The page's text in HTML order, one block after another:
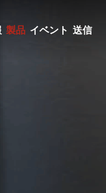
製品 イベント 送信